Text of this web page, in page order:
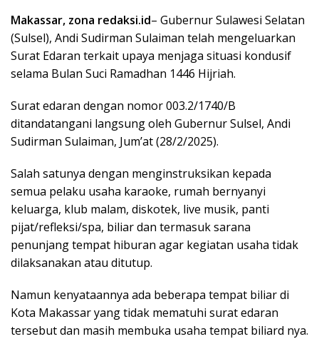
Makassar, zona redaksi.id– Gubernur Sulawesi Selatan
(Sulsel), Andi Sudirman Sulaiman telah mengeluarkan
Surat Edaran terkait upaya menjaga situasi kondusif
selama Bulan Suci Ramadhan 1446 Hijriah.
Surat edaran dengan nomor 003.2/1740/B
ditandatangani langsung oleh Gubernur Sulsel, Andi
Sudirman Sulaiman, Jum’at (28/2/2025).
Salah satunya dengan menginstruksikan kepada
semua pelaku usaha karaoke, rumah bernyanyi
keluarga, klub malam, diskotek, live musik, panti
pijat/refleksi/spa, biliar dan termasuk sarana
penunjang tempat hiburan agar kegiatan usaha tidak
dilaksanakan atau ditutup.
Namun kenyataannya ada beberapa tempat biliar di
Kota Makassar yang tidak mematuhi surat edaran
tersebut dan masih membuka usaha tempat biliard nya.